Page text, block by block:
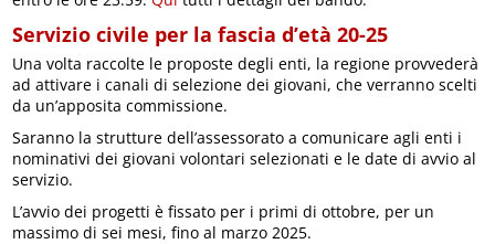
Servizio civile per la fascia d’età 20-25
Una volta raccolte le proposte degli enti, la regione provvederà
ad attivare i canali di selezione dei giovani, che verranno scelti
da un’apposita commissione.
Saranno la strutture dell’assessorato a comunicare agli enti i
nominativi dei giovani volontari selezionati e le date di avvio al
servizio.
L’avvio dei progetti è fissato per i primi di ottobre, per un
massimo di sei mesi, fino al marzo 2025.